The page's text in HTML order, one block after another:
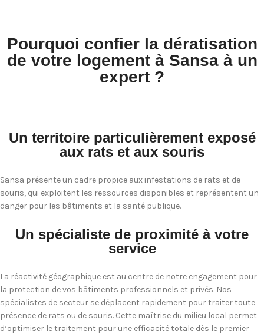
Pourquoi confier la dératisation
de votre logement à Sansa à un
expert ?
Un territoire particulièrement exposé
aux rats et aux souris
Sansa présente un cadre propice aux infestations de rats et de
souris, qui exploitent les ressources disponibles et représentent un
danger pour les bâtiments et la santé publique.
Un spécialiste de proximité à votre
service
La réactivité géographique est au centre de notre engagement pour
la protection de vos bâtiments professionnels et privés. Nos
spécialistes de secteur se déplacent rapidement pour traiter toute
présence de rats ou de souris. Cette maîtrise du milieu local permet
d’optimiser le traitement pour une efficacité totale dès le premier